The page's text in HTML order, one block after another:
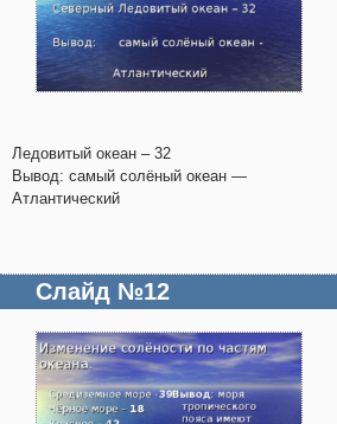
Ледовитый океан – 32
Вывод: самый солёный океан —
Атлантический
Слайд №12